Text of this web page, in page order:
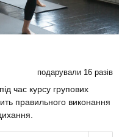
подарували 16 разів
час курсу групових
правильного виконання